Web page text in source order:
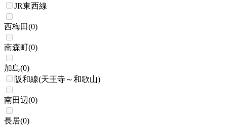
JR東西線
西梅田(0)
南森町(0)
加島(0)
阪和線(天王寺～和歌山)
南田辺(0)
長居(0)